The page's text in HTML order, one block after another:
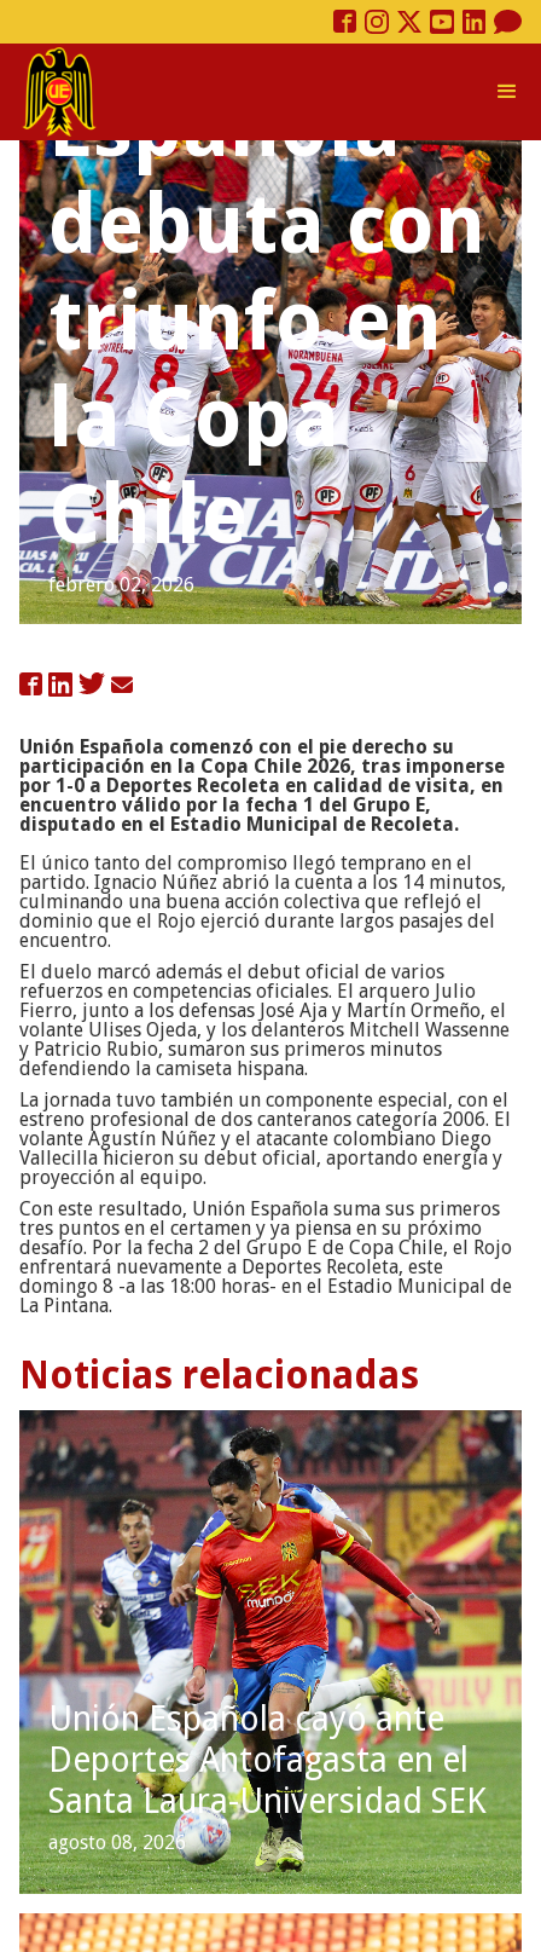
Unión
Española
debuta con
triunfo en
la Copa
Chile
febrero 02, 2026

Unión Española comenzó con el pie derecho su
participación en la Copa Chile 2026, tras imponerse
por 1-0 a Deportes Recoleta en calidad de visita, en
encuentro válido por la fecha 1 del Grupo E,
disputado en el Estadio Municipal de Recoleta.
El único tanto del compromiso llegó temprano en el
partido. Ignacio Núñez abrió la cuenta a los 14 minutos,
culminando una buena acción colectiva que reflejó el
dominio que el Rojo ejerció durante largos pasajes del
encuentro.
El duelo marcó además el debut oficial de varios
refuerzos en competencias oficiales. El arquero Julio
Fierro, junto a los defensas José Aja y Martín Ormeño, el
volante Ulises Ojeda, y los delanteros Mitchell Wassenne
y Patricio Rubio, sumaron sus primeros minutos
defendiendo la camiseta hispana.
La jornada tuvo también un componente especial, con el
estreno profesional de dos canteranos categoría 2006. El
volante Agustín Núñez y el atacante colombiano Diego
Vallecilla hicieron su debut oficial, aportando energía y
proyección al equipo.
Con este resultado, Unión Española suma sus primeros
tres puntos en el certamen y ya piensa en su próximo
desafío. Por la fecha 2 del Grupo E de Copa Chile, el Rojo
enfrentará nuevamente a Deportes Recoleta, este
domingo 8 -a las 18:00 horas- en el Estadio Municipal de
La Pintana.
Noticias relacionadas
Unión Española cayó ante
Deportes Antofagasta en el
Santa Laura-Universidad SEK
agosto 08, 2026